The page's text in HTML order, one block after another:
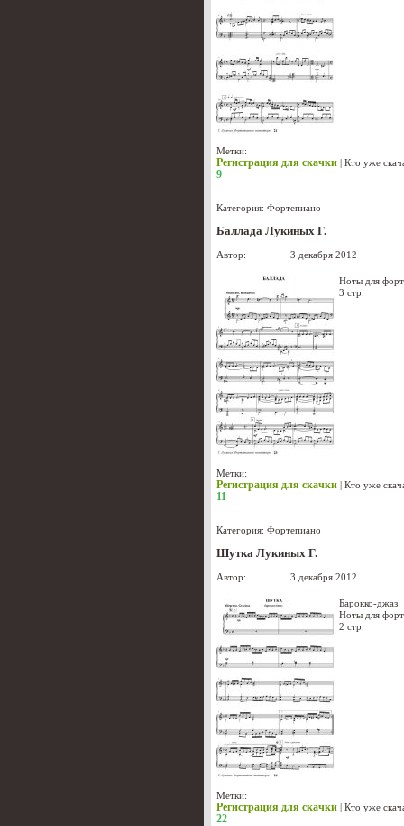
Метки:
Регистрация для скачки Кто уже
9
Категория: Фортепиано
Баллада Лукиных Г.
Автор: 3 декабря 2012
Ноты для
3 стр.
Метки:
Регистрация для скачки | Кто уже
11
Категория: Фортепиано
Шутка Лукиных Г.
Автор: 3 декабря 2012
Барокко-джаз
Ноты для
2 стр.
Метки:
Регистрация для скачки | Кто уже
22